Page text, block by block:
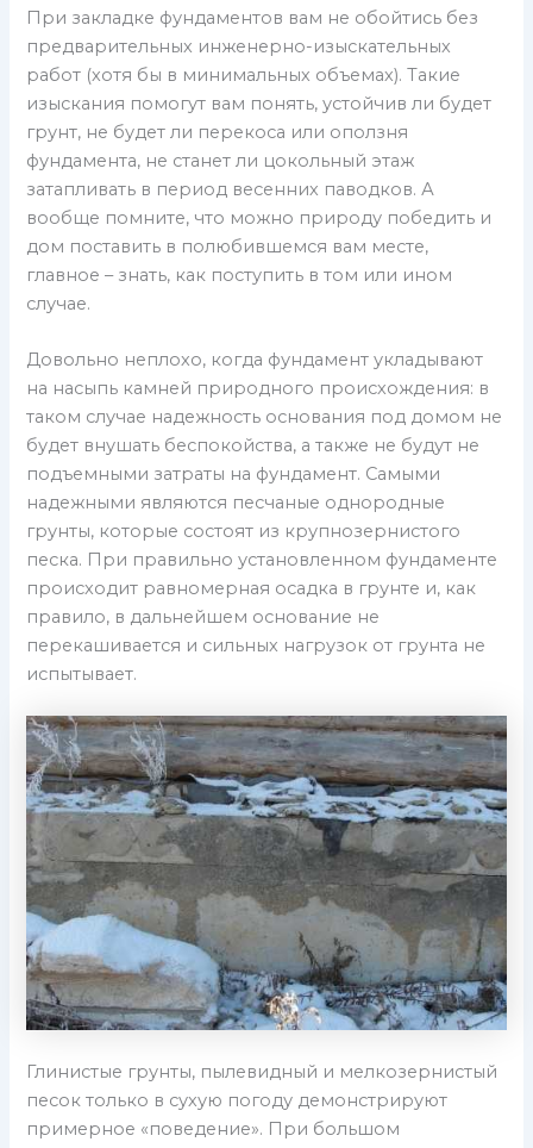
При закладке фундаментов вам не обойтись без
предварительных инженерно-изыскательных
работ (хотя бы в минимальных объемах). Такие
изыскания помогут вам понять, устойчив ли будет
грунт, не будет ли перекоса или оползня
фундамента, не станет ли цокольный этаж
затапливать в период весенних паводков. А
вообще помните, что можно природу победить и
дом поставить в полюбившемся вам месте,
главное – знать, как поступить в том или ином
случае.
Довольно неплохо, когда фундамент укладывают
на насыпь камней природного происхождения: в
таком случае надежность основания под домом не
будет внушать беспокойства, а также не будут не
подъемными затраты на фундамент. Самыми
надежными являются песчаные однородные
грунты, которые состоят из крупнозернистого
песка. При правильно установленном фундаменте
происходит равномерная осадка в грунте и, как
правило, в дальнейшем основание не
перекашивается и сильных нагрузок от грунта не
испытывает.
Глинистые грунты, пылевидный и мелкозернистый
песок только в сухую погоду демонстрируют
примерное «поведение». При большом